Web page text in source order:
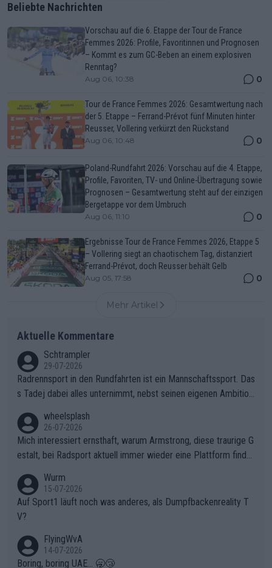
Beliebte Nachrichten
Vorschau auf die 6. Etappe der Tour de France
Femmes 2026: Profile, Favoritinnen und Prognosen
– Kommt es zum GC-Beben an einem explosiven
Renntag?
Aug 06, 10:38 0
Tour de France Femmes 2026: Gesamtwertung nach
der 5. Etappe – Ferrand-Prévot fünf Minuten hinter
Reusser, Vollering verkürzt den Rückstand
Aug 06, 10:48 0
Poland-Rundfahrt 2026: Vorschau auf die 4. Etappe,
Profile, Favoriten, TV- und Online-Übertragung sowie
Prognosen – Gesamtwertung steht auf der einzigen
Bergetappe vor dem Umbruch
Aug 06, 11:10 0
Ergebnisse Tour de France Femmes 2026, Etappe 5
– Vollering siegt an chaotischem Tag, distanziert
Ferrand-Prévot, doch Reusser behält Gelb
Aug 05, 17:58 0
Mehr Artikel
Aktuelle Kommentare
Schtrampler
29-07-2026
Radrennsport in den Rundfahrten ist ein Mannschaftssport. Das
s Tadej dabei alles unternimmt, nebst seinen eigenen Ambition
ganze Team auch mental stark zu machen und konkret am Erf
olg teilzuhaben, ist ihm ganz hoch anzurechnen. Das ist ein Zei
chen weit über den Radsport hinaus.
wheelsplash
26-07-2026
Mich interessiert ernsthaft, warum Armstrong, diese traurige G
estalt, bei Radsport aktuell immer wieder eine Plattform finde
Wurm
15-07-2026
Auf Sport1 läuft noch was anderes, als Dumpfbackenreality T
V?
FlyingWvA
14-07-2026
Boring, boring UAE... 🥱😴